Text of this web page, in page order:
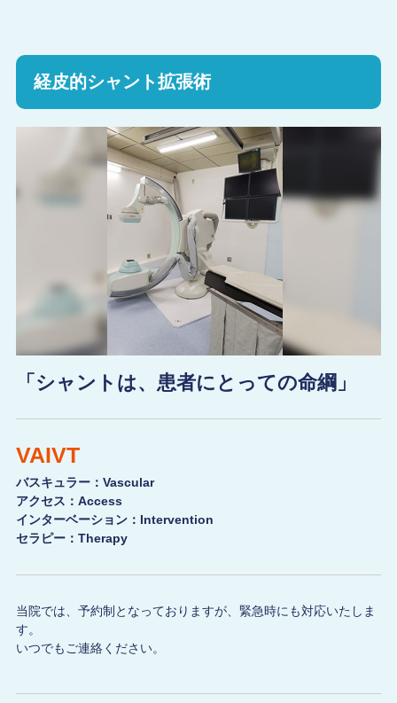
経皮的シャント拡張術
「シャントは、患者にとっての命綱」
VAIVT
バスキュラー：Vascular
アクセス：Access
インターベーション：Intervention
セラピー：Therapy
当院では、予約制となっておりますが、緊急時にも対応いたしま
す。
いつでもご連絡ください。